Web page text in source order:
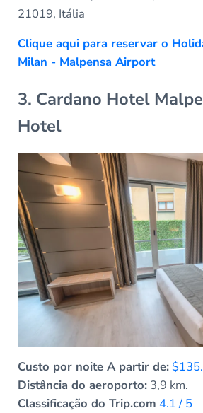
21019, Itália
Clique aqui para reservar o
Milan - Malpensa Airport
3. Cardano Hotel
Hotel
Custo por noite A partir de:
Distância do aeroporto:3,9 km.
Classificação do Trip.com 4.1 / 5